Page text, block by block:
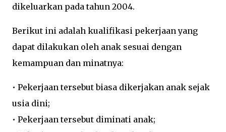
dikeluarkan pada tahun 2004.
Berikut ini adalah kualifikasi pekerjaan yang
dapat dilakukan oleh anak sesuai dengan
kemampuan dan minatnya:
• Pekerjaan tersebut biasa dikerjakan anak sejak
usia dini;
• Pekerjaan tersebut diminati anak;